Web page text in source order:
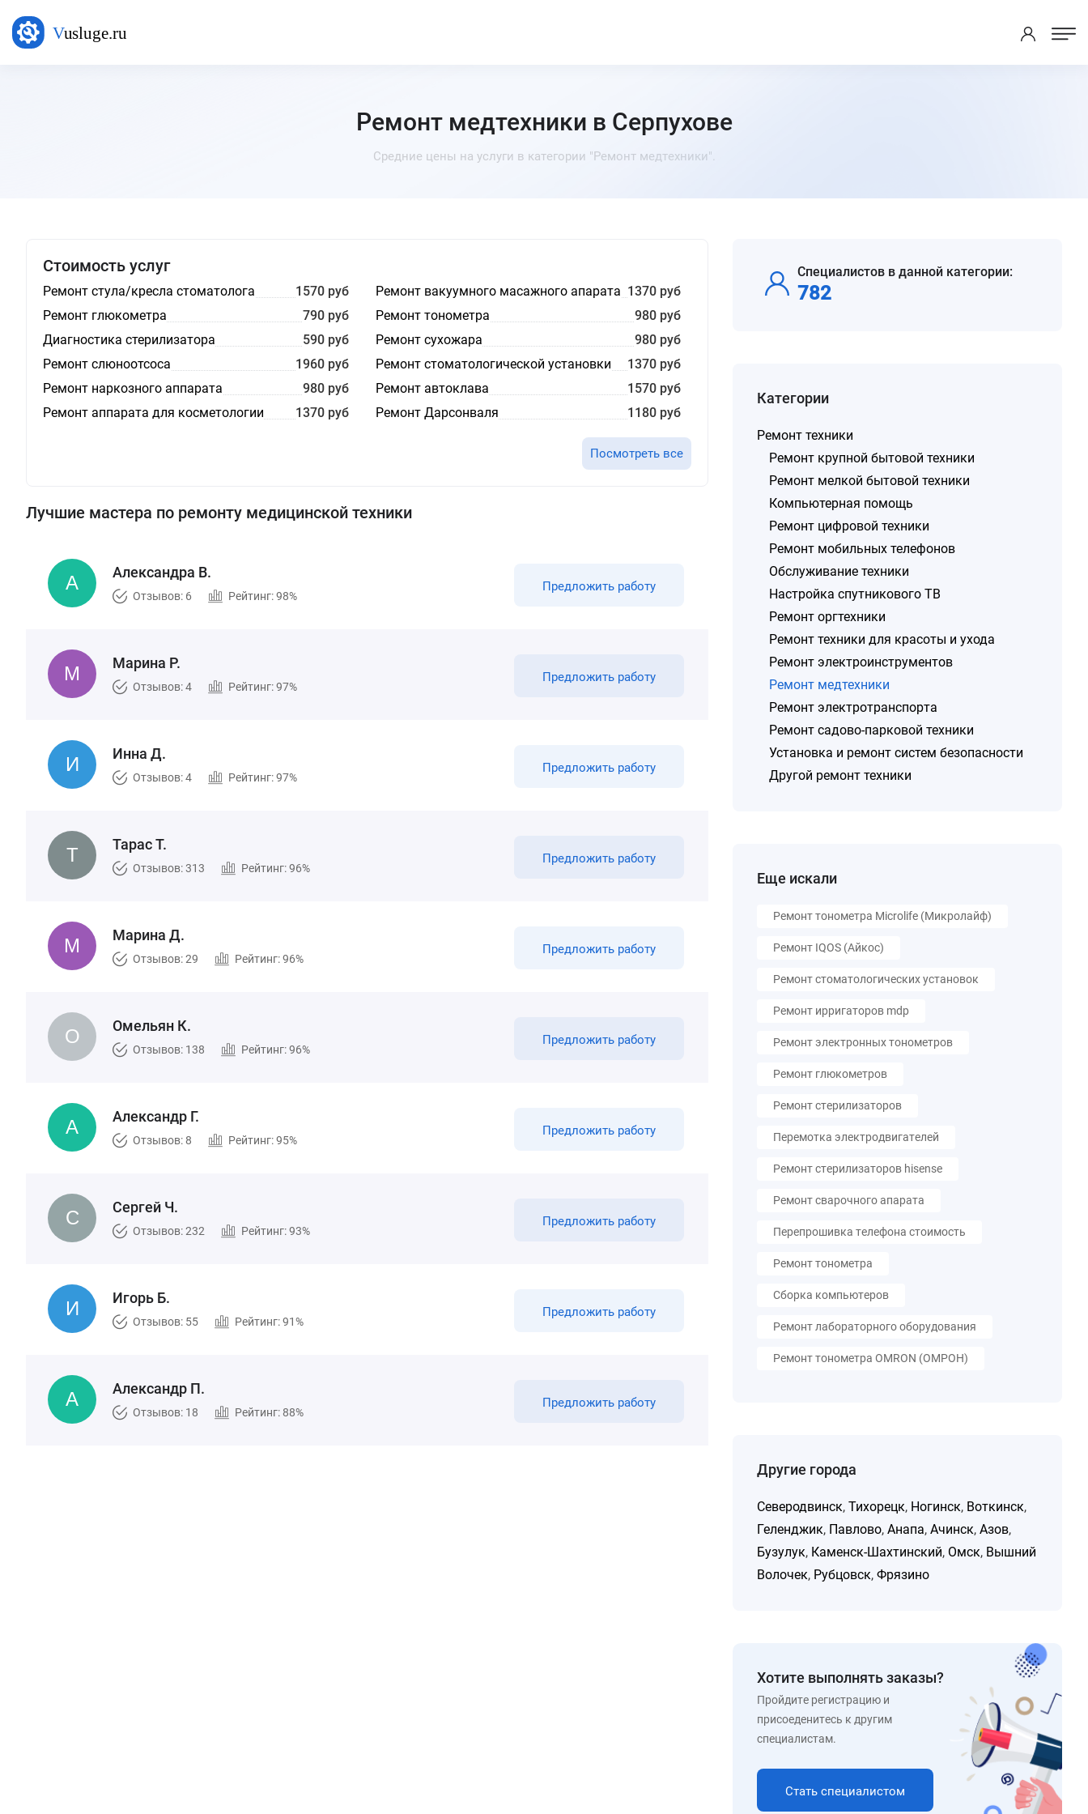
Ремонт медтехники в Серпухове
Средние цены на услуги в категории "Ремонт медтехники".
Стоимость услуг
Ремонт стула/кресла стоматолога 1570 руб Ремонт вакуумного масажного апарата 1370 руб
Ремонт глюкометра
790 руб Ремонт тонометра
980 руб
Диагностика стерилизатора
590 руб Ремонт сухожара
980 руб
Ремонт слюноотсоса
1960 руб Ремонт стоматологической установки
1370 руб
Ремонт наркозного аппарата
980 руб Ремонт автоклава
1570 руб
Ремонт аппарата для косметологии
1370 руб Ремонт Дарсонваля 1180 руб
Посмотреть все
Лучшие мастера по ремонту медицинской техники
Александра В.
Отзывов: 6 Рейтинг: 98%
Предложить работу
Марина Р.
Отзывов: 4 Рейтинг: 97%
Предложить работу
Инна Д.
Отзывов: 4 Рейтинг: 97%
Предложить работу
Тарас Т.
Отзывов: 313 Рейтинг: 96%
Предложить работу
Марина Д.
Отзывов: 29 Рейтинг: 96%
Предложить работу
Омельян К.
Отзывов: 138 Рейтинг: 96%
Предложить работу
Александр Г.
Отзывов: 8 Рейтинг: 95%
Предложить работу
Сергей Ч.
Отзывов: 232 Рейтинг: 93%
Предложить работу
Игорь Б.
Отзывов: 55 Рейтинг: 91%
Предложить работу
Александр П.
Отзывов: 18 Рейтинг: 88%
Предложить работу
Специалистов в данной категории:
782
Категории
Ремонт техники
Ремонт крупной бытовой техники
Ремонт мелкой бытовой техники
Компьютерная помощь
Ремонт цифровой техники
Ремонт мобильных телефонов
Обслуживание техники
Настройка спутникового ТВ
Ремонт оргтехники
Ремонт техники для красоты и ухода
Ремонт электроинструментов
Ремонт медтехники
Ремонт электротранспорта
Ремонт садово-парковой техники
Установка и ремонт систем безопасности
Другой ремонт техники
Еще искали
Ремонт тонометра Microlife (Микролайф)
Ремонт IQOS (Айкос)
Ремонт стоматологических установок
Ремонт ирригаторов mdp
Ремонт электронных тонометров
Ремонт глюкометров
Ремонт стерилизаторов
Перемотка электродвигателей
Ремонт стерилизаторов hisense
Ремонт сварочного апарата
Перепрошивка телефона стоимость
Ремонт тонометра
Сборка компьютеров
Ремонт лабораторного оборудования
Ремонт тонометра OMRON (ОМРОН)
Другие города
Северодвинск,Тихорецк, Ногинск, Воткинск,
Геленджик, Павлово,Анапа,Ачинск,Азов,
Бузулук, Каменск-Шахтинский, Омск, Вышний
Волочек, Рубцовск,Фрязино
Хотите выполнять заказы?
Пройдите регистрацию и
присоеденитесь к другим
специалистам.
Стать специалистом